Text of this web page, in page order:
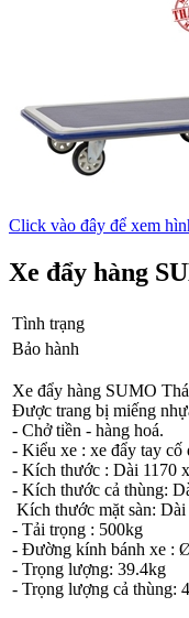
Click vào đây để xem
Xe đẩy hàng
Tình trạng
Bảo hành
Xe đẩy hàng SUMO
Được trang bị miếng
- Chở tiền - hàng hoá.
- Kiểu xe : xe đẩy tay cố
- Kích thước : Dài 1170
- Kích thước cả thùng:
Kích thước mặt sàn:
- Tải trọng : 500kg
- Đường kính bánh xe :
- Trọng lượng: 39.4kg
- Trọng lượng cả thùng: